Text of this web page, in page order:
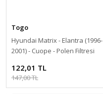
Togo
Hyundai Matrix - Elantra (1996-
2001) - Cuope - Polen Filtresi
122,01 TL
147,00 TL